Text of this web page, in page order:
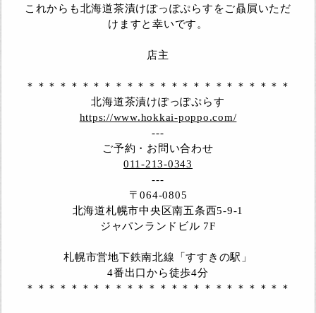
これからも北海道茶漬けぽっぽぷらすをご贔屓いただ
けますと幸いです。
店主
＊＊＊＊＊＊＊＊＊＊＊＊＊＊＊＊＊＊＊＊＊＊＊＊
北海道茶漬けぽっぽぷらす
https://www.hokkai-poppo.com/
---
ご予約・お問い合わせ
011-213-0343
---
〒064-0805
北海道札幌市中央区南五条西5-9-1
ジャパンランドビル 7F
札幌市営地下鉄南北線「すすきの駅」
4番出口から徒歩4分
＊＊＊＊＊＊＊＊＊＊＊＊＊＊＊＊＊＊＊＊＊＊＊＊